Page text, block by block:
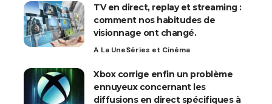
TV en direct, replay et streaming :
comment nos habitudes de
visionnage ont changé.
A La UneSéries et Cinéma
Xbox corrige enfin un problème
ennuyeux concernant les
diffusions en direct spécifiques à